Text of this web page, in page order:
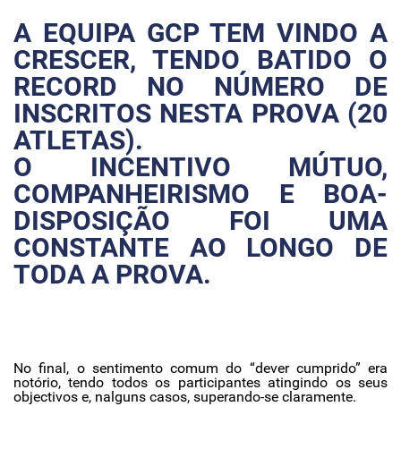
A EQUIPA GCP TEM VINDO A
CRESCER, TENDO BATIDO O
RECORD NO NÚMERO DE
INSCRITOS NESTA PROVA (20
ATLETAS).
O INCENTIVO MÚTUO,
COMPANHEIRISMO E BOA-
DISPOSIÇÃO FOI UMA
CONSTANTE AO LONGO DE
TODA A PROVA.
No final, o sentimento comum do “dever cumprido” era
notório, tendo todos os participantes atingindo os seus
objectivos e, nalguns casos, superando-se claramente.